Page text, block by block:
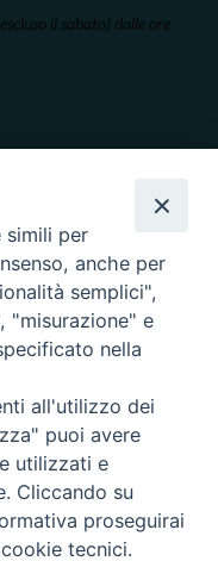
il sabato) dalle ore
All Rights Reserved.
simili per
anche per
semplici",
"misurazione" e
nella
all'utilizzo dei
puoi avere
utilizzati e
Cliccando su
proseguirai
tecnici.